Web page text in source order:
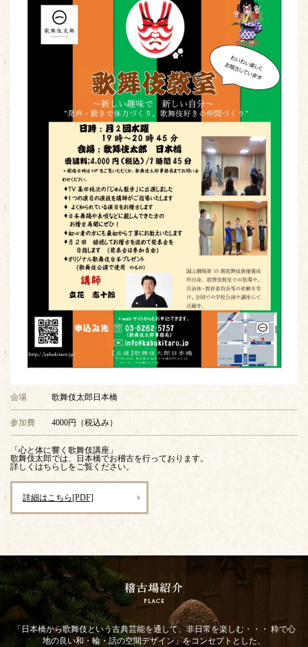
会場 歌舞伎太郎日本橋
参加費 4000円（税込み）
「心と体に響く歌舞伎講座」
歌舞伎太郎では、日本橋でお稽古を行っております。
詳しくはちらしをご覧ください。
詳細はこちら[PDF]
「日本橋から歌舞伎という古典芸能を通して、非日常を楽しむ・・・ 粋で心
地の良い和・輪・話の空間デザイン」をコンセプトとした、